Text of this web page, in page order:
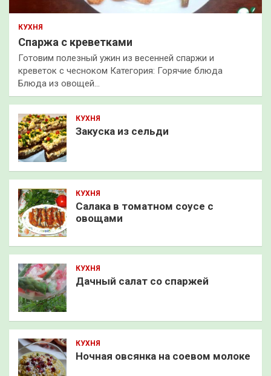
КУХНЯ
Спаржа с креветками
Готовим полезный ужин из весенней спаржи и
креветок с чесноком Категория: Горячие блюда
Блюда из овощей…
КУХНЯ
Закуска из сельди
КУХНЯ
Салака в томатном соусе с
овощами
КУХНЯ
Дачный салат со спаржей
КУХНЯ
Ночная овсянка на соевом молоке